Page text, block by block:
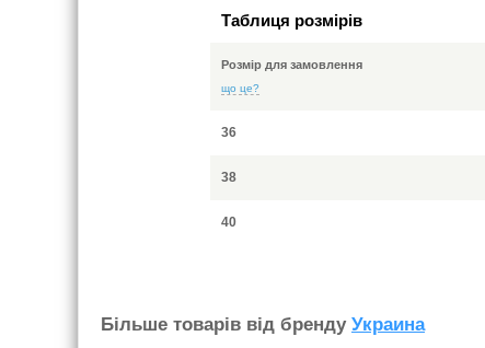
Таблиця розмірів
Розмір для замовлення
що це?
36
38
40
Бiльше товарiв вiд бренду Украина